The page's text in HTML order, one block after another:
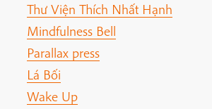
Thư Viện Thích Nhất Hạnh
Mindfulness Bell
Parallax press
Lá Bối
Wake Up